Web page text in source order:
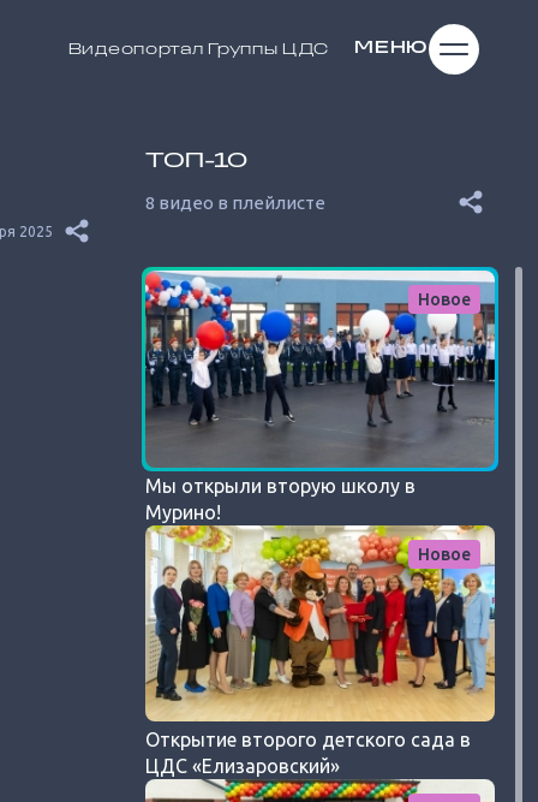
Видеопортал Группы ЦДС МЕНЮ
2025
ТОП-10
8 видео в плейлисте
Новое
Мы открыли вторую школу в
Мурино!
Новое
Открытие второго детского сада в
ЦДС «Елизаровский»